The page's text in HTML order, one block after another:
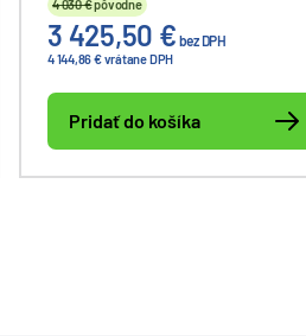
anglickej firmy Trend Networks
na zváranie jadro - jadro (core to
core).
4 030 €pôvodne
3 425,50 € bez DPH
4 144,86 € vrátane DPH
Pridať do košíka